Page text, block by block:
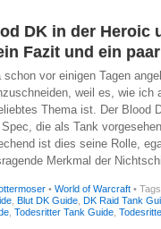
DK in der Heroic
Fazit und ein
schon vor einigen Tagen
weil es, wie ich
Thema ist. Der Blood
die als Tank
ist dies seine Rolle,
Merkmal der
• World of Warcraft •
, Blut DK Guide, DK Raid Tank
, Todesritter Tank Guide,